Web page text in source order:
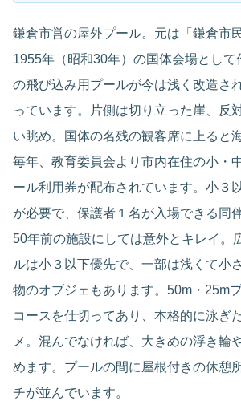
鎌倉市営の屋外プール。元は「鎌倉市
1955年（昭和30年）の国体会場として
の飛び込み用プールが今は浅く改造さ
っています。片側は切り立った崖、反
い眺め。国体の名残の観客席に上ると
毎年、教育委員会より市内在住の小・
ール利用券が配布されています。小３
が必要で、保護者１名が入場できる同
50年前の施設にしては意外とキレイ。
ルは小３以下優先で、一部は浅くて小
物のオブジェもあります。50m・25m
コースを仕切ってあり、本格的に泳ぎ
メ。混んでなければ、大きめの浮き輪
めます。プールの間に屋根付きの休憩
チが並んでいます。